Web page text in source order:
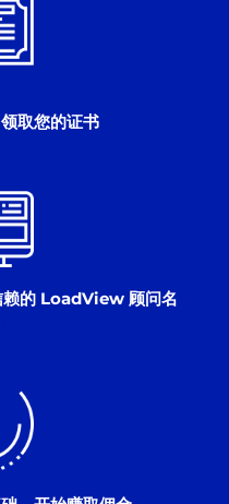
取您的证书
赖的 LoadView 顾问名